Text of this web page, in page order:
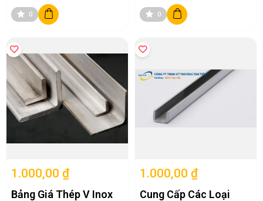
Thanh V Đúc
0
Nay
0
1.000,00 ₫
Bảng Giá Thép V Inox
1.000,00 ₫
Cung Cấp Các Loại